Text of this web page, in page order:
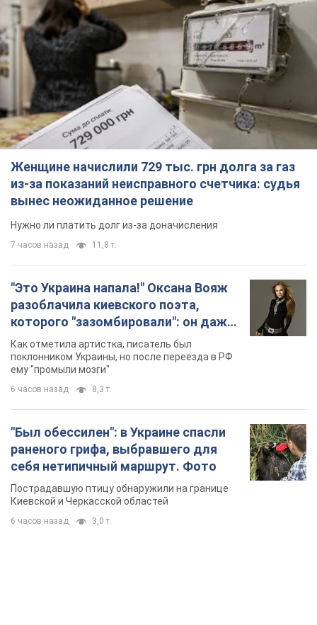
Женщине начислили 729 тыс. грн долга за газ
из-за показаний неисправного счетчика: судья
вынес неожиданное решение
Нужно ли платить долг из-за доначисления
7 часов назад 11,8 т.
"Это Украина напала!" Оксана Вояж
разоблачила киевского поэта,
которого "зазомбировали": он даже
русского не знал, а теперь хочет
геноцида украинцев
Как отметила артистка, писатель был
поклонником Украины, но после переезда в РФ
ему "промыли мозги"
6 часов назад 8,3 т.
"Был обессилен": в Украине спасли
раненого грифа, выбравшего для
себя нетипичный маршрут. Фото
Пострадавшую птицу обнаружили на границе
Киевской и Черкасской областей
6 часов назад 3,0 т.